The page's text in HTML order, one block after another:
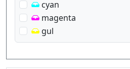
cyan
magenta
gul